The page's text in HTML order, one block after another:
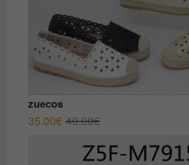
zuecos
40.00€El
original
35.00€
El
actual